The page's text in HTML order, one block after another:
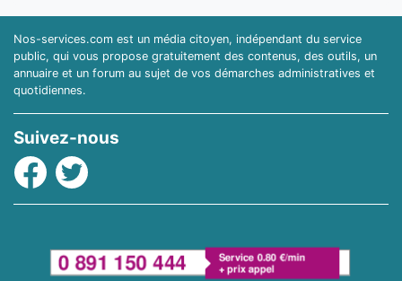
Nos-services.com est un média citoyen, indépendant du service
public, qui vous propose gratuitement des contenus, des outils, un
annuaire et un forum au sujet de vos démarches administratives et
quotidiennes.
Suivez-nous
Facebook
Twitter